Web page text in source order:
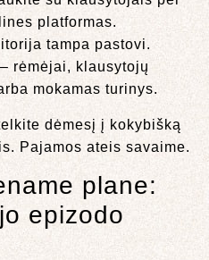
platformas.
tampa pastovi.
rėmėjai, klausytojų
mokamas turinys.
dėmesį į kokybišką
Pajamos ateis savaime.
plane:
epizodo